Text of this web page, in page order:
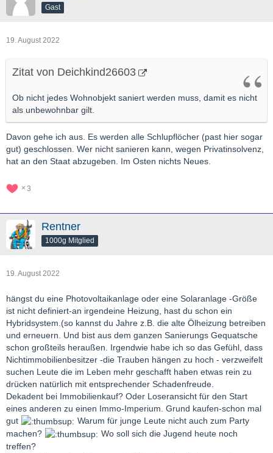
Gast
19. August 2022
Zitat von Deichkind26603
Ob nicht jedes Wohnobjekt saniert werden muss, damit es nicht
als unbewohnbar gilt.
Davon gehe ich aus. Es werden alle Schlupflöcher (past hier sogar
gut) geschlossen. Wer nicht sanieren kann, wegen Privatinsolvenz,
hat an den Staat abzugeben. Im Osten nichts Neues.
3
Rentner
1000g Mitglied
19. August 2022
hängst du eine Photovoltaikanlage oder eine Solaranlage -Größe
ist nicht definiert-an irgendeine Heizung, hast du schon ein
Hybridsystem.(so kannst du Jahre z.B. die alte Ölheizung betreiben
und erneuern. Und bist aus dem ganzen Sanierungs Gequatsche
schon großteils heraußen. Irgendwie habe ich so das Gefühl, dass
Nichtimmobilienbesitzer -die Trauben hängen zu hoch - verzweifelt
suchen Leute die im Leben mehr geschafft haben etwas rein zu
drücken natürlich mit entsprechender Schadenfreude.
Dekadent bei Immobilienkauf? Oder Loseransicht für den Start
eines anderen zu einen Immo-Imperium. Grund kaufen-schon mal
gut
Warum für junge Leute nicht auch zum Party
machen?
Wo soll sich die Jugend heute noch
treffen?